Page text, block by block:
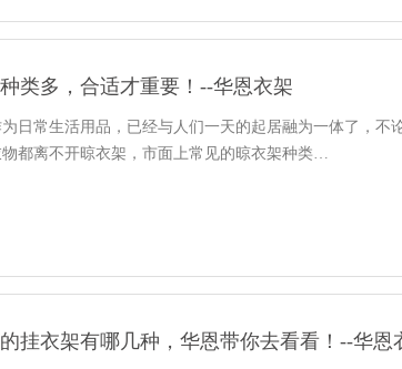
类多，合适才重要！--华恩衣架
为日常生活用品，已经与人们一天的起居融为一体了，不
都离不开晾衣架，市面上常见的晾衣架种类…
挂衣架有哪几种，华恩带你去看看！--华恩